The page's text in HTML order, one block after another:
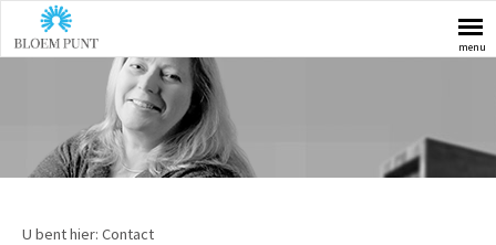
menu
U bent hier: Contact